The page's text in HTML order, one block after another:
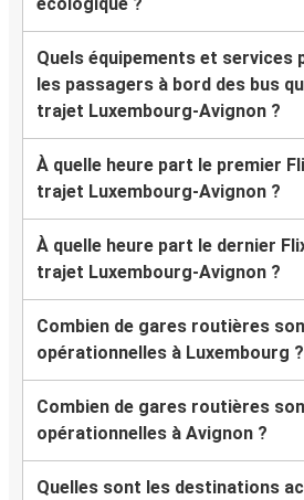
Quels équipements et services
les passagers à bord des bus
trajet Luxembourg-Avignon ?
À quelle heure part le premier
trajet Luxembourg-Avignon ?
À quelle heure part le dernier
trajet Luxembourg-Avignon ?
Combien de gares routières
opérationnelles à Luxembourg ?
Combien de gares routières
opérationnelles à Avignon ?
Quelles sont les destinations